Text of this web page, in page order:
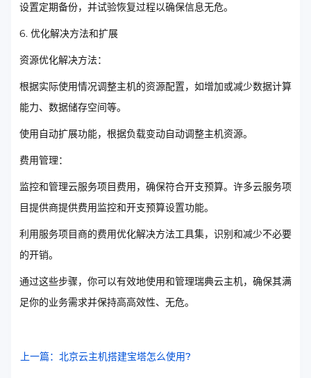
设置定期备份，并试验恢复过程以确保信息无危。
6. 优化解决方法和扩展
资源优化解决方法：
根据实际使用情况调整主机的资源配置，如增加或减少数据计算
能力、数据储存空间等。
使用自动扩展功能，根据负载变动自动调整主机资源。
费用管理：
监控和管理云服务项目费用，确保符合开支预算。许多云服务项
目提供商提供费用监控和开支预算设置功能。
利用服务项目商的费用优化解决方法工具集，识别和减少不必要
的开销。
通过这些步骤，你可以有效地使用和管理瑞典云主机，确保其满
足你的业务需求并保持高高效性、无危。
上一篇：北京云主机搭建宝塔怎么使用?